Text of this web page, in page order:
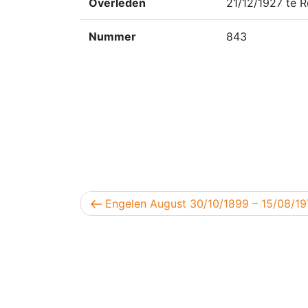
Overleden 21/12/1927 te
Nummer 843
Berichtnavigatie
Vorig bericht
Engelen August 30/10/1899 – 15/08/